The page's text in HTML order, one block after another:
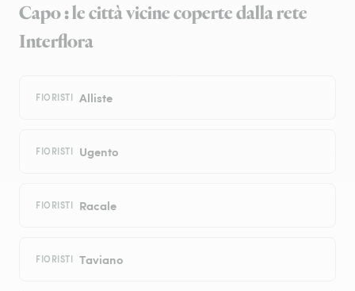
Capo : le città vicine coperte dalla rete
Interflora
FIORISTI Alliste
FIORISTI Ugento
FIORISTI Racale
FIORISTI Taviano